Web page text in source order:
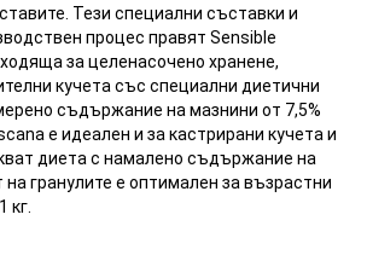
Тези специални съставки и
процес правят Sensible
за целенасочено хранене,
кучета със специални диетични
съдържание на мазнини от 7,5%
е идеален и за кастрирани кучета и
диета с намалено съдържание на
гранулите е оптимален за възрастни
кг.